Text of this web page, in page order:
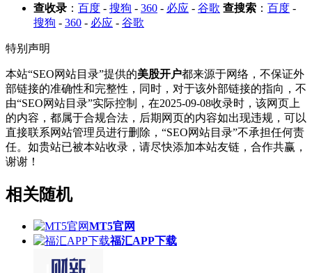
查收录 ： 百度 - 搜狗 - 360 - 必应 - 谷歌 查搜索 ： 百度 -
搜狗 - 360 - 必应 - 谷歌
特别声明
本站“SEO网站目录”提供的美股开户都来源于网络，不保证外
部链接的准确性和完整性，同时，对于该外部链接的指向，不
由“SEO网站目录”实际控制，在2025-09-08收录时，该网页上
的内容，都属于合规合法，后期网页的内容如出现违规，可以
直接联系网站管理员进行删除，“SEO网站目录”不承担任何责
任。如贵站已被本站收录，请尽快添加本站友链，合作共赢，
谢谢！
相关随机
MT5官网
福汇APP下载